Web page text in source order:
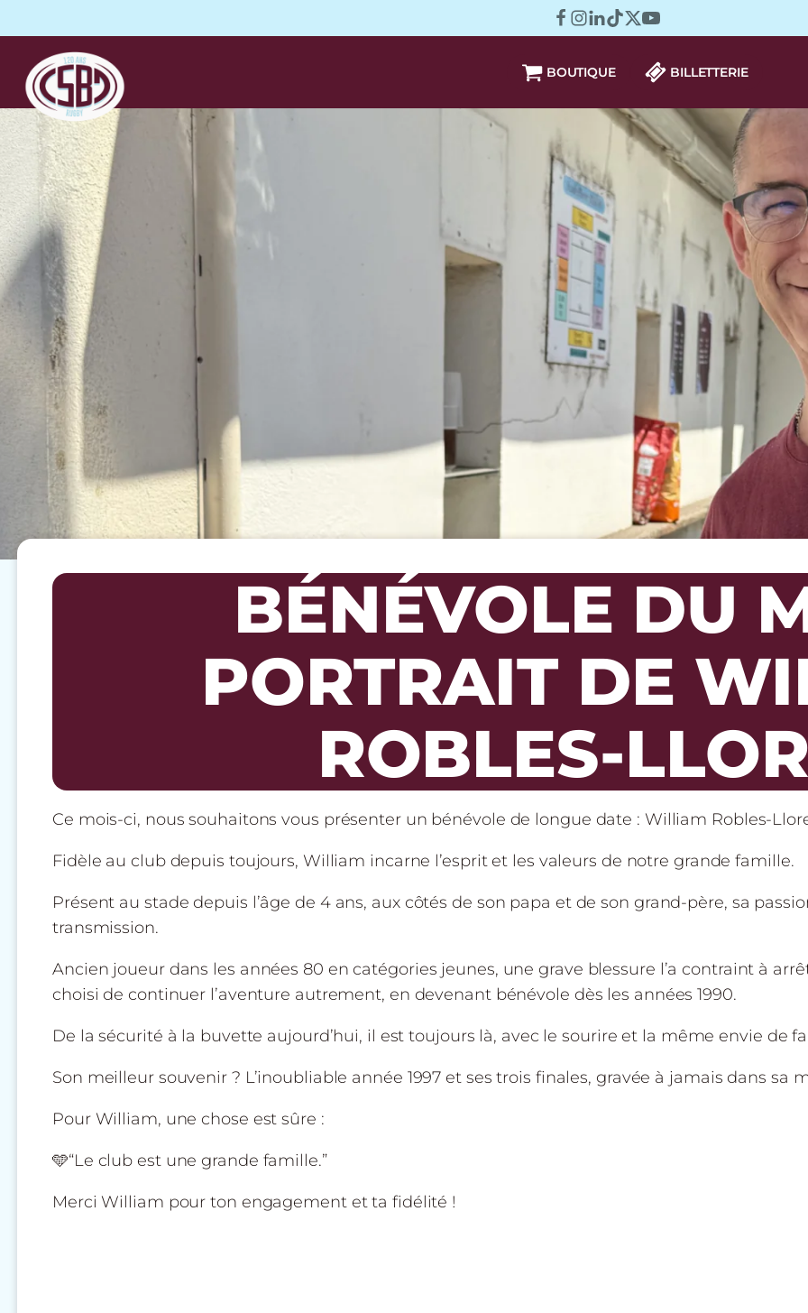
BOUTIQUE BILLETTERIE
BÉNÉVOLE DU
PORTRAIT DE
ROBLES-
Ce mois-ci, nous souhaitons vous présenter un bénévole de longue date : William Robles-
Fidèle au club depuis toujours, William incarne l’esprit et les valeurs de notre grande famille.
Présent au stade depuis l’âge de 4 ans, aux côtés de son papa et de son grand-père, sa
transmission.
Ancien joueur dans les années 80 en catégories jeunes, une grave blessure l’a contraint à
choisi de continuer l’aventure autrement, en devenant bénévole dès les années 1990.
De la sécurité à la buvette aujourd’hui, il est toujours là, avec le sourire et la même envie de
Son meilleur souvenir ? L’inoubliable année 1997 et ses trois finales, gravée à jamais dans sa
Pour William, une chose est sûre :
🩵“Le club est une grande famille.”
Merci William pour ton engagement et ta fidélité !